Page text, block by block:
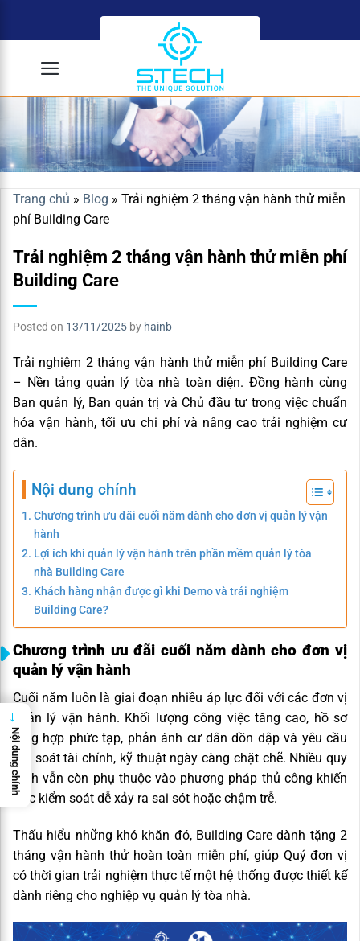
Trang chủ » Blog » Trải nghiệm 2 tháng vận hành thử miễn
phí Building Care
Trải nghiệm 2 tháng vận hành thử miễn phí
Building Care
Posted on 13/11/2025 by hainb
Trải nghiệm 2 tháng vận hành thử miễn phí Building Care
– Nền tảng quản lý tòa nhà toàn diện. Đồng hành cùng
Ban quản lý, Ban quản trị và Chủ đầu tư trong việc chuẩn
hóa vận hành, tối ưu chi phí và nâng cao trải nghiệm cư
dân.
Nội dung chính
Chương trình ưu đãi cuối năm dành cho đơn vị quản lý vận
hành
Lợi ích khi quản lý vận hành trên phần mềm quản lý tòa
nhà Building Care
Khách hàng nhận được gì khi Demo và trải nghiệm
Building Care?
Chương trình ưu đãi cuối năm dành cho đơn vị
quản lý vận hành
Cuối năm luôn là giai đoạn nhiều áp lực đối với các đơn vị
quản lý vận hành. Khối lượng công việc tăng cao, hồ sơ
tổng hợp phức tạp, phản ánh cư dân dồn dập và yêu cầu
đối soát tài chính, kỹ thuật ngày càng chặt chẽ. Nhiều quy
trình vẫn còn phụ thuộc vào phương pháp thủ công khiến
việc kiểm soát dễ xảy ra sai sót hoặc chậm trễ.
Thấu hiểu những khó khăn đó, Building Care dành tặng 2
tháng vận hành thử hoàn toàn miễn phí, giúp Quý đơn vị
có thời gian trải nghiệm thực tế một hệ thống được thiết kế
dành riêng cho nghiệp vụ quản lý tòa nhà.
→
Nội dung chính